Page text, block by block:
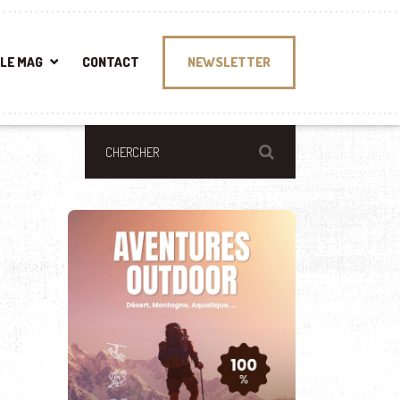
LE MAG CONTACT NEWSLETTER